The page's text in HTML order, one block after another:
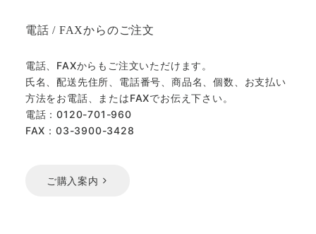
電話 / FAXからのご注文
電話、FAXからもご注文いただけます。
氏名、配送先住所、電話番号、商品名、個数、お支払い
方法をお電話、またはFAXでお伝え下さい。
電話：0120-701-960
FAX：03-3900-3428
ご購入案内